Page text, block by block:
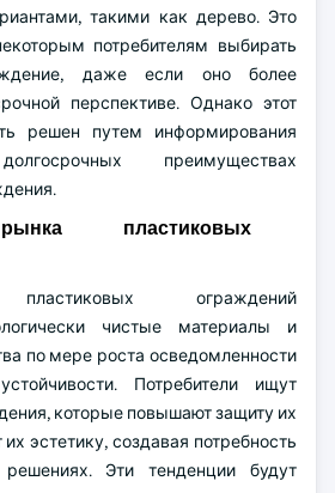
такими как дерево. Это
потребителям выбирать
даже если оно более
перспективе. Однако этот
решен путем информирования
преимуществах
пластиковых
пластиковых ограждений
чистые материалы и
по мере роста осведомленности
Потребители ищут
которые повышают защиту их
эстетику, создавая потребность
Эти тенденции будут